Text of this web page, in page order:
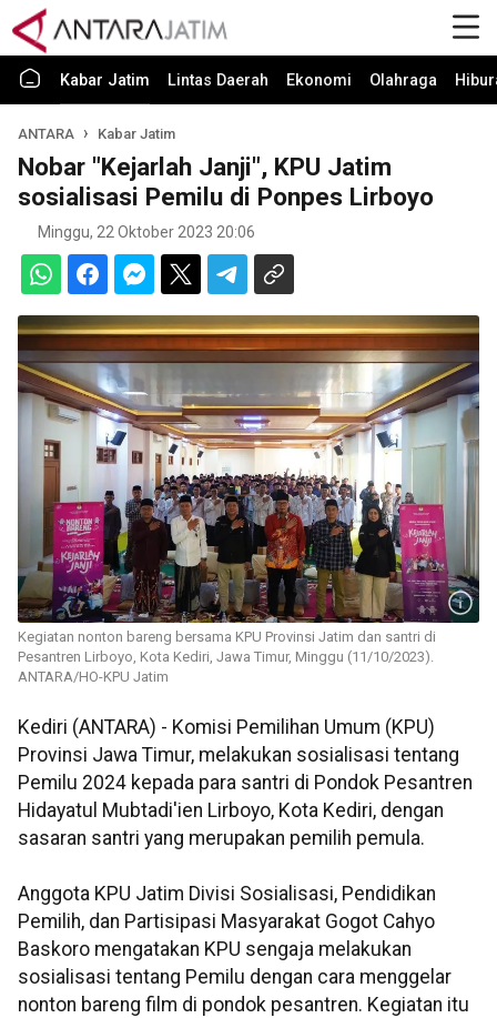
Kabar Jatim Lintas Daerah Ekonomi Olahraga
ANTARA Kabar Jatim
Nobar "Kejarlah Janji", KPU Jatim
sosialisasi Pemilu di Ponpes Lirboyo
Minggu, 22 Oktober 2023 20:06
Kegiatan nonton bareng bersama KPU Provinsi Jatim dan santri di
Pesantren Lirboyo, Kota Kediri, Jawa Timur, Minggu (11/10/2023).
ANTARA/HO-KPU Jatim
Kediri (ANTARA) - Komisi Pemilihan Umum (KPU)
Provinsi Jawa Timur, melakukan sosialisasi tentang
Pemilu 2024 kepada para santri di Pondok Pesantren
Hidayatul Mubtadi'ien Lirboyo, Kota Kediri, dengan
sasaran santri yang merupakan pemilih pemula.
Anggota KPU Jatim Divisi Sosialisasi, Pendidikan
Pemilih, dan Partisipasi Masyarakat Gogot Cahyo
Baskoro mengatakan KPU sengaja melakukan
sosialisasi tentang Pemilu dengan cara menggelar
nonton bareng film di pondok pesantren. Kegiatan itu